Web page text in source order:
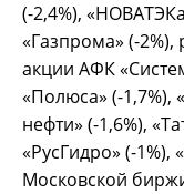
(-2,4%),
«Газпрома» (-2%),
акции АФК
«Полюса» (-1,7%),
нефти» (-1,6%),
«РусГидро» (-1%),
Московской